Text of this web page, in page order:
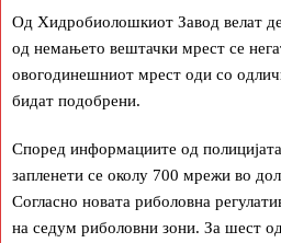
Од Хидробиолошкиот Завод велат
од немањето вештачки мрест се
овогодинешниот мрест оди со
бидат подобрени.
Според информациите од
запленети се околу 700 мрежи во
Согласно новата риболовна
на седум риболовни зони. За шест